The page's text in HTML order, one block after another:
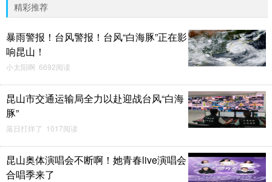
精彩推荐
暴雨警报！台风警报！台风“白海豚”正在影
响昆山！
小太阳啊 6692阅读
昆山市交通运输局全力以赴迎战台风“白海
豚”
落日打烊了 1017阅读
昆山奥体演唱会不断啊！她青春live演唱会
合唱季来了